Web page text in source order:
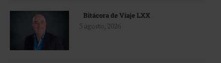
Bitácora de Viaje LXX
3 agosto, 2026